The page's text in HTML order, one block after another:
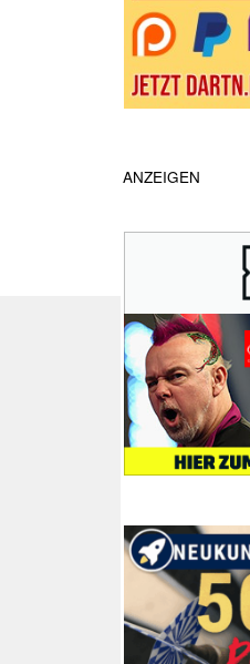
ANZEIGEN